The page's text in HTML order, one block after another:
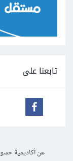
تابعنا على
عن أكاديمية